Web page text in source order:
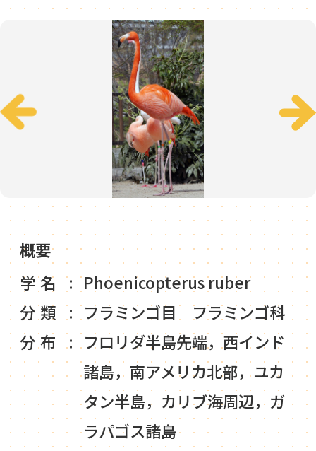
概要
学名
Phoenicopterus ruber
分類
フラミンゴ目 フラミンゴ科
分布
フロリダ半島先端，西インド
諸島，南アメリカ北部，ユカ
タン半島，カリブ海周辺，ガ
ラパゴス諸島